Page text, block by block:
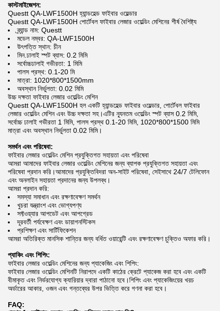
কাস্টমাইজেশন:
Questt QA-LWF1500H হ্যান্ডহেল্ড ফাইবার ওয়েল্ডার
Questt QA-LWF1500H পোর্টেবল ফাইবার লেজার ওয়েল্ডিং মেশিনের শীর্ষ বৈশিষ্ট্য
ব্র্যান্ড নাম: Questt
মডেল নম্বর: QA-LWF1500H
উৎপত্তি স্থান: চীন
মিন.ঢালাই স্পট ব্যাস: 0.2 মিমি
সর্বোচ্চঢালাই গভীরতা: 1 মিমি
পালস প্রস্থ: 0.1-20 মি
মাত্রা: 1020*800*1500mm
অবস্থান নির্ভুলতা: 0.02 মিমি
উচ্চ দক্ষতা ফাইবার লেজার ওয়েল্ডিং মেশিন
Questt QA-LWF1500H হল একটি হ্যান্ডহেল্ড ফাইবার ওয়েল্ডার, পোর্টেবল ফাইবার
লেজার ওয়েল্ডিং মেশিন এবং উচ্চ দক্ষতা সহ।এটির ন্যূনতম ওয়েল্ডিং স্পট ব্যাস 0.2 মিমি,
সর্বোচ্চ ঢালাই গভীরতা 1 মিমি, পালস প্রস্থ 0.1-20 মিমি, 1020*800*1500 মিমি
মাত্রা এবং অবস্থান নির্ভুলতা 0.02 মিমি।
সমর্থন এবং পরিষেবা:
ফাইবার লেজার ওয়েল্ডিং মেশিন প্রযুক্তিগত সহায়তা এবং পরিষেবা
আমরা আমাদের ফাইবার লেজার ওয়েল্ডিং মেশিনের জন্য ব্যাপক প্রযুক্তিগত সহায়তা এবং
পরিষেবা প্রদান করি।আমাদের প্রযুক্তিবিদরা অন-সাইট পরিষেবা, সেইসাথে 24/7 টেলিফোন
এবং অনলাইন সহায়তা প্রদানের জন্য উপলব্ধ।
আমরা প্রদান করি:
সমস্যা সমাধান এবং রক্ষণাবেক্ষণ সমর্থন
খুচরা যন্ত্রাংশ এবং ভোগ্যপণ্য
সফ্টওয়্যার আপডেট এবং আপগ্রেড
দূরবর্তী পর্যবেক্ষণ এবং ডায়াগনস্টিকস
প্রশিক্ষণ এবং সার্টিফিকেশন
আমরা অতিরিক্ত মানসিক শান্তির জন্য বর্ধিত ওয়ারেন্টি এবং রক্ষণাবেক্ষণ চুক্তিও অফার করি।
প্যাকিং এবং শিপিং:
ফাইবার লেজার ওয়েল্ডিং মেশিনের জন্য প্যাকেজিং এবং শিপিং:
ফাইবার লেজার ওয়েল্ডিং মেশিনটি নিরাপদে একটি কাঠের ক্রেটে প্যাকেজ করা হবে এবং একটি
বীমাকৃত এবং নির্ভরযোগ্য ক্যারিয়ার দ্বারা পাঠানো হবে।শিপিং এবং প্যাকেজিংয়ের খরচ
অর্ডারের আকার, ওজন এবং গন্তব্যের উপর ভিত্তি করে গণনা করা হবে।
FAQ: